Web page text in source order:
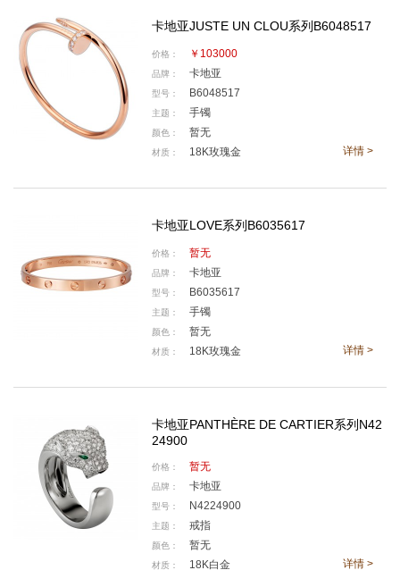
今天我们紧跟Cartier Boy的脚步，为大家精选8份圣
诞好礼，不管是犒劳自己还是取悦对方，你都可以从中
任意挑选，相信这样一份礼物一定会让今年的圣诞节变
得更具意义。
——————————
卡地亚Juste un Clou系列手镯
Amulette de Cartier系列项链超小号款
卡地亚猎豹系列戒指
Clé de Cartier系列40毫米表款
Clé de Cartier系列31毫米表款
Panthère de Cartier系列小号表款
让珠宝点亮圣诞的璀璨星光
卡地亚JUSTE UN CLOU系列B6048517
价格： ￥103000
品牌： 卡地亚
型号： B6048517
主题： 手镯
颜色： 暂无
材质： 18K玫瑰金 详情 >
卡地亚LOVE系列B6035617
价格： 暂无
品牌： 卡地亚
型号： B6035617
主题： 手镯
颜色： 暂无
材质： 18K玫瑰金 详情 >
卡地亚PANTHÈRE DE CARTIER系列N42
24900
价格： 暂无
品牌： 卡地亚
型号： N4224900
主题： 戒指
颜色： 暂无
材质： 18K白金 详情 >